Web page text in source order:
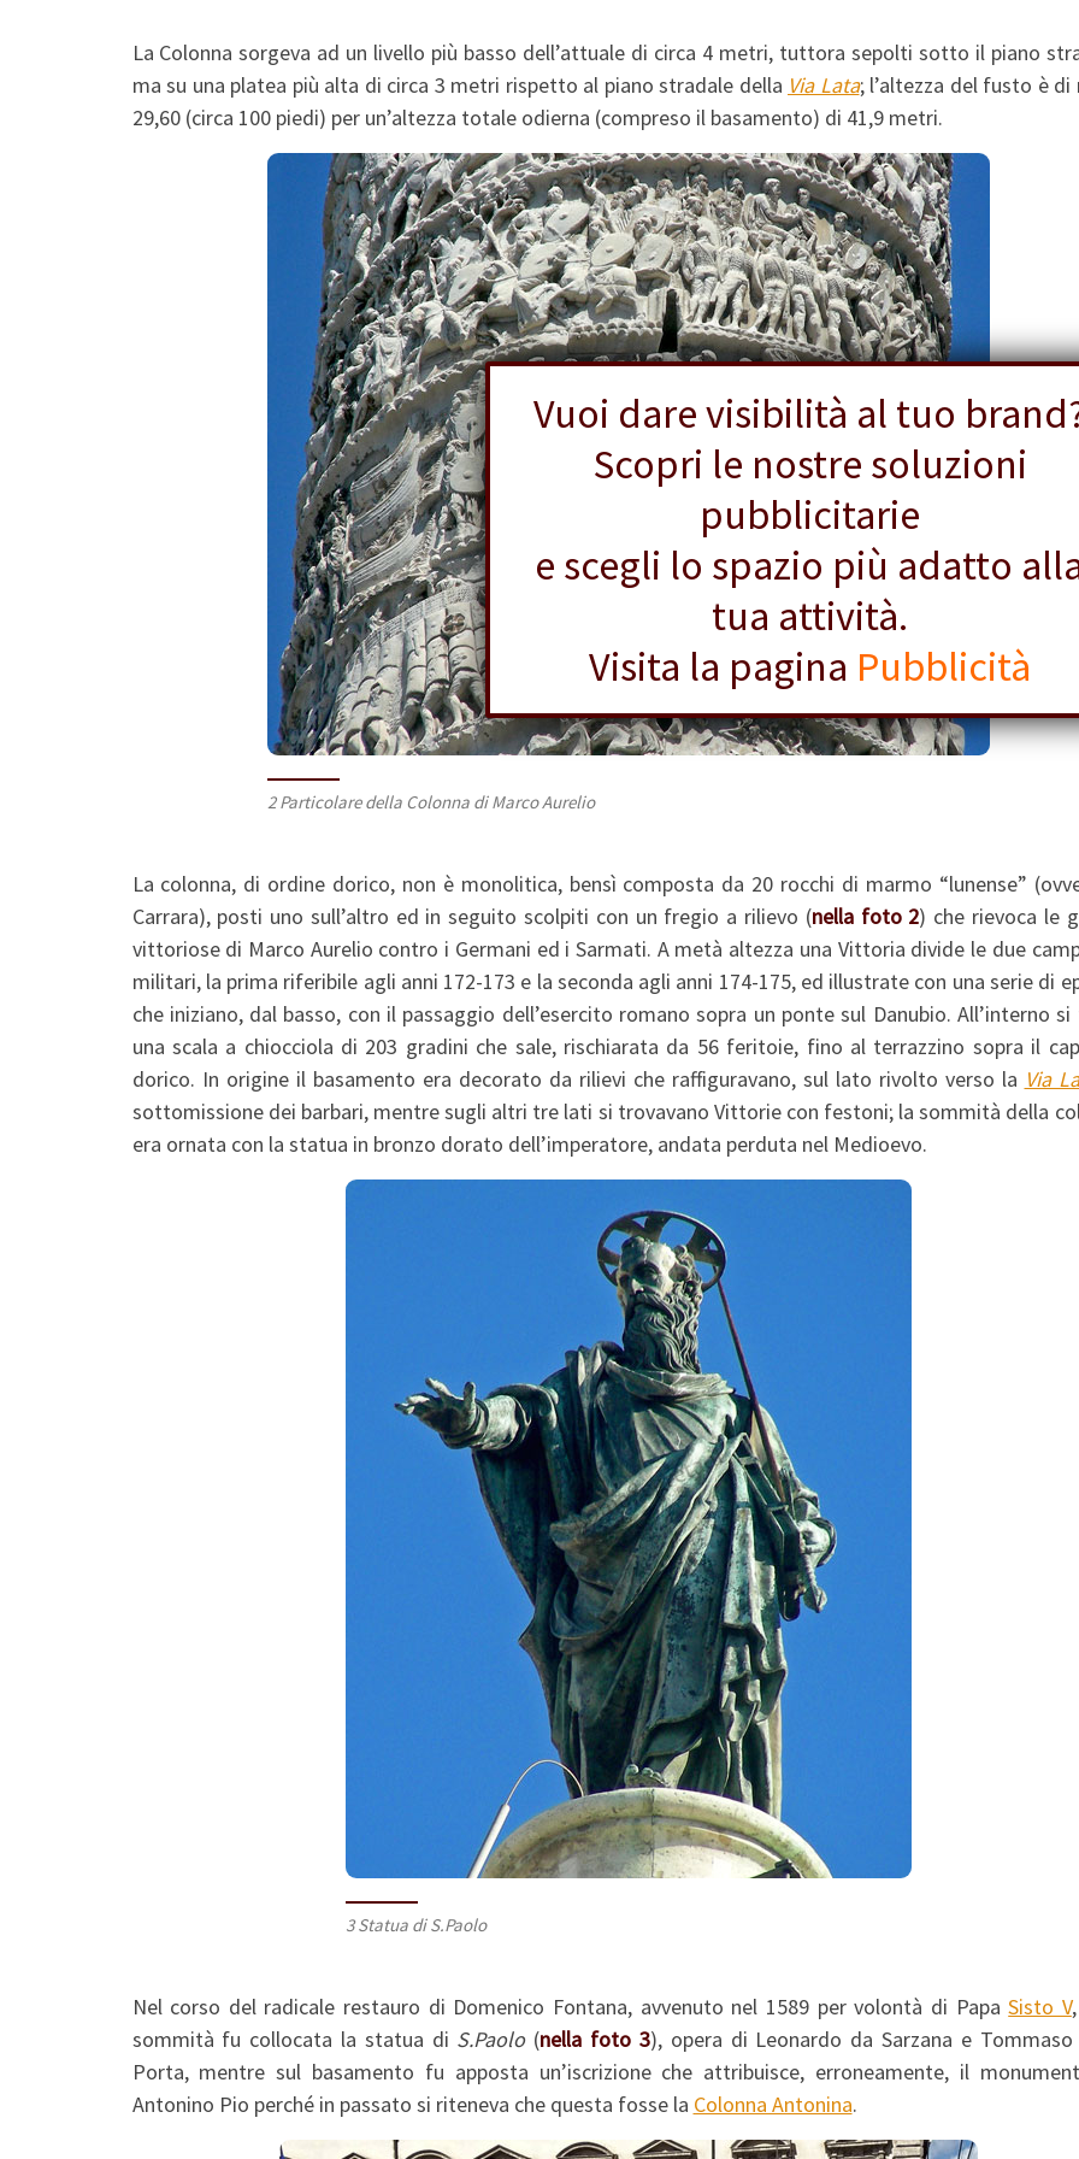
La Colonna sorgeva ad un livello più basso dell’attuale di circa 4 metri, tuttora sepolti sotto il piano
ma su una platea più alta di circa 3 metri rispetto al piano stradale della Via Lata; l’altezza del fusto è
29,60 (circa 100 piedi) per un’altezza totale odierna (compreso il basamento) di 41,9 metri.
2 Particolare della Colonna di Marco Aurelio
La colonna, di ordine dorico, non è monolitica, bensì composta da 20 rocchi di marmo “lunense”
Carrara), posti uno sull’altro ed in seguito scolpiti con un fregio a rilievo (nella foto 2) che rievoca le
vittoriose di Marco Aurelio contro i Germani ed i Sarmati. A metà altezza una Vittoria divide le due
militari, la prima riferibile agli anni 172-173 e la seconda agli anni 174-175, ed illustrate con una serie di
che iniziano, dal basso, con il passaggio dell’esercito romano sopra un ponte sul Danubio. All’interno
una scala a chiocciola di 203 gradini che sale, rischiarata da 56 feritoie, fino al terrazzino sopra il
dorico. In origine il basamento era decorato da rilievi che raffiguravano, sul lato rivolto verso la Via
sottomissione dei barbari, mentre sugli altri tre lati si trovavano Vittorie con festoni; la sommità della
era ornata con la statua in bronzo dorato dell’imperatore, andata perduta nel Medioevo.
3 Statua di S.Paolo
Nel corso del radicale restauro di Domenico Fontana, avvenuto nel 1589 per volontà di PapaSisto V
sommità fu collocata la statua di S.Paolo(nella foto 3), opera di Leonardo da Sarzana e Tommaso
Porta, mentre sul basamento fu apposta un’iscrizione che attribuisce, erroneamente, il
Antonino Pio perché in passato si riteneva che questa fosse la Colonna Antonina.
Vuoi dare visibilità al tuo
Scopri le nostre soluzioni
pubblicitarie
e scegli lo spazio più adatto
tua attività.
Visita la pagina Pubblicità